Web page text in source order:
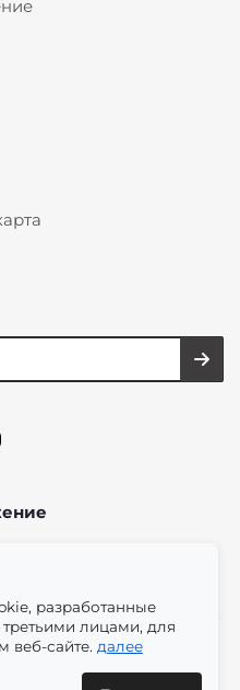
разработанные
лицами, для
веб-сайте. далее